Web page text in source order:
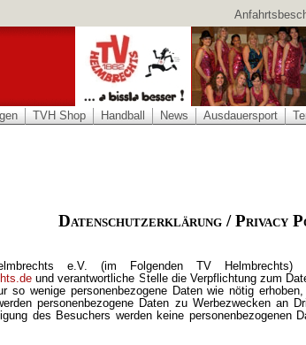
TVH Shop Handball News Ausdauersport
Datenschutzerklärung / Privacy
e.V. (im Folgenden TV
und verantwortliche Stelle die Verpflichtung zum
so wenige personenbezogene Daten wie nötig
personenbezogene Daten zu Werbezwecken an
des Besuchers werden keine personenbezogenen